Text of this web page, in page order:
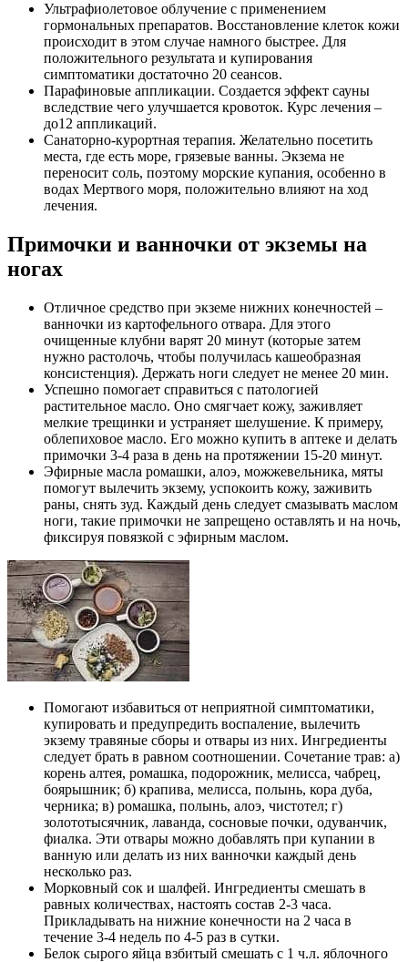
Ультрафиолетовое облучение с применением
гормональных препаратов. Восстановление клеток кожи
происходит в этом случае намного быстрее. Для
положительного результата и купирования
симптоматики достаточно 20 сеансов.
Парафиновые аппликации. Создается эффект сауны
вследствие чего улучшается кровоток. Курс лечения –
до12 аппликаций.
Санаторно-курортная терапия. Желательно посетить
места, где есть море, грязевые ванны. Экзема не
переносит соль, поэтому морские купания, особенно в
водах Мертвого моря, положительно влияют на ход
лечения.
Примочки и ванночки от экземы на
ногах
Отличное средство при экземе нижних конечностей –
ванночки из картофельного отвара. Для этого
очищенные клубни варят 20 минут (которые затем
нужно растолочь, чтобы получилась кашеобразная
консистенция). Держать ноги следует не менее 20 мин.
Успешно помогает справиться с патологией
растительное масло. Оно смягчает кожу, заживляет
мелкие трещинки и устраняет шелушение. К примеру,
облепиховое масло. Его можно купить в аптеке и делать
примочки 3-4 раза в день на протяжении 15-20 минут.
Эфирные масла ромашки, алоэ, можжевельника, мяты
помогут вылечить экзему, успокоить кожу, заживить
раны, снять зуд. Каждый день следует смазывать маслом
ноги, такие примочки не запрещено оставлять и на ночь,
фиксируя повязкой с эфирным маслом.
Помогают избавиться от неприятной симптоматики,
купировать и предупредить воспаление, вылечить
экзему травяные сборы и отвары из них. Ингредиенты
следует брать в равном соотношении. Сочетание трав: а)
корень алтея, ромашка, подорожник, мелисса, чабрец,
боярышник; б) крапива, мелисса, полынь, кора дуба,
черника; в) ромашка, полынь, алоэ, чистотел; г)
золототысячник, лаванда, сосновые почки, одуванчик,
фиалка. Эти отвары можно добавлять при купании в
ванную или делать из них ванночки каждый день
несколько раз.
Морковный сок и шалфей. Ингредиенты смешать в
равных количествах, настоять состав 2-3 часа.
Прикладывать на нижние конечности на 2 часа в
течение 3-4 недель по 4-5 раз в сутки.
Белок сырого яйца взбитый смешать с 1 ч.л. яблочного